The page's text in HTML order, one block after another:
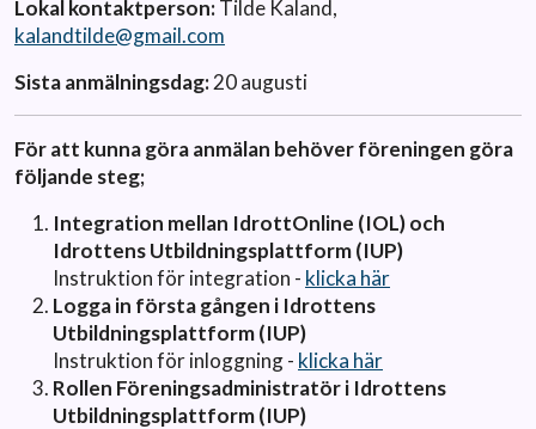
Lokal kontaktperson:Tilde Kaland,
kalandtilde@gmail.com
Sista anmälningsdag:20 augusti
För att kunna göra anmälan behöver föreningen göra
följande steg;
Integration mellan IdrottOnline (IOL) och
Idrottens Utbildningsplattform (IUP)
Instruktion för integration - klicka här
Logga in första gången i Idrottens
Utbildningsplattform (IUP)
Instruktion för inloggning - klicka här
Rollen Föreningsadministratör i Idrottens
Utbildningsplattform (IUP)